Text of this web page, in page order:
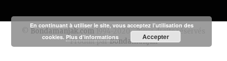
Bondamanjak.com 1994-2020 - Tous droits réservés
Produit parBondamanjak
En continuant à utiliser le site, vous acceptez l’utilisation des
cookies. Plus d’informations Accepter